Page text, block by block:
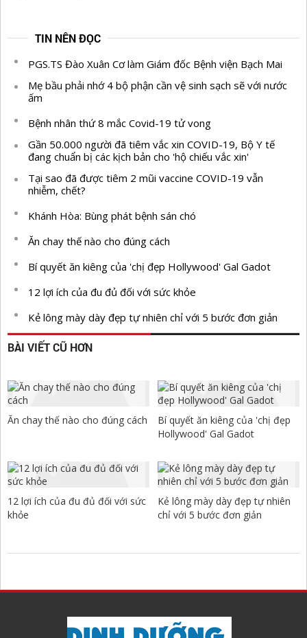
TIN NÊN ĐỌC
PGS.TS Đào Xuân Cơ làm Giám đốc Bệnh viện Bạch Mai
Mẹ bầu phải nhớ 4 bộ phận cần vệ sinh sạch sẽ với nước
ấm
Bệnh nhân thứ 8 mắc Covid-19 tử vong
Gần 50.000 người đã tiêm vắc xin COVID-19, Bộ Y tế
đang chuẩn bị các kịch bản cho 'hộ chiếu vắc xin'
Tại sao đã được tiêm 2 mũi vaccine COVID-19 vẫn
nhiễm, chết?
Khánh Hòa: Bùng phát bệnh sán chó
Ăn chay thế nào cho đúng cách
Bí quyết ăn kiêng của 'chị đẹp Hollywood' Gal Gadot
12 lợi ích của đu đủ đối với sức khỏe
Kẻ lông mày dày đẹp tự nhiên chỉ với 5 bước đơn giản
BÀI VIẾT CŨ HƠN
Ăn chay thế nào cho đúng cách
Bí quyết ăn kiêng của 'chị đẹp
Hollywood' Gal Gadot
12 lợi ích của đu đủ đối với sức
khỏe
Kẻ lông mày dày đẹp tự nhiên
chỉ với 5 bước đơn giản